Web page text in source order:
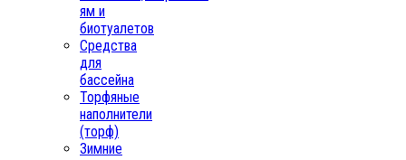
ям и
биотуалетов
Средства
для
бассейна
Торфяные
наполнители
(торф)
Зимние